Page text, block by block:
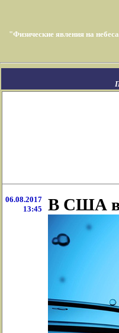
"Физические явления на
06.08.2017
13:45
В США